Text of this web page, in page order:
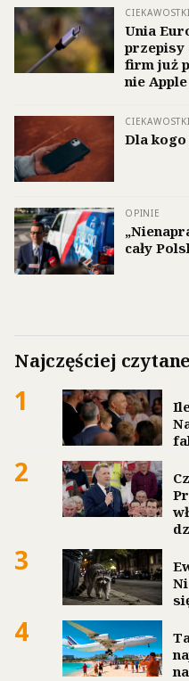
CIEKAWOSTKI
Unia
przepisy
firm już
nie Apple
CIEKAWOSTKI
Dla kogo
OPINIE
cały
Najczęściej czytane
1
2
3
4